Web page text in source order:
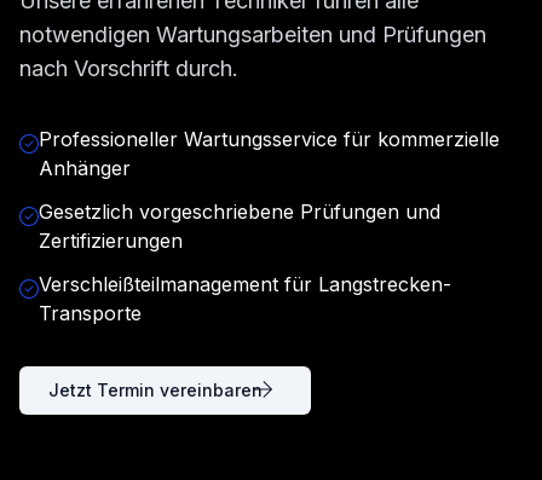
notwendigen Wartungsarbeiten und Prüfungen
nach Vorschrift durch.
Professioneller Wartungsservice für kommerzielle
Anhänger
Gesetzlich vorgeschriebene Prüfungen und
Zertifizierungen
Verschleißteilmanagement für Langstrecken-
Transporte
Jetzt Termin vereinbaren